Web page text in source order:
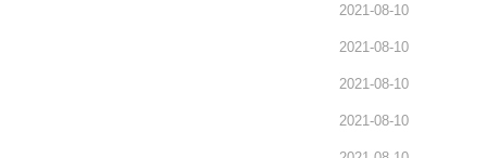
2021-08-10
2021-08-10
2021-08-10
2021-08-10